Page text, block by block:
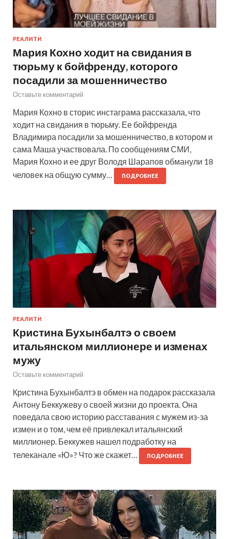
РЕАЛИТИ
Мария Кохно ходит на свидания в
тюрьму к бойфренду, которого
посадили за мошенничество
Оставьте комментарий
Мария Кохно в сторис инстаграма рассказала, что
ходит на свидания в тюрьму. Ее бойфренда
Владимира посадили за мошенничество, в котором и
сама Маша участвовала. По сообщениям СМИ,
Мария Кохно и ее друг Володя Шарапов обманули 18
человек на общую сумму…
ПОДРОБНЕЕ
РЕАЛИТИ
Кристина Бухынбалтэ о своем
итальянском миллионере и изменах
мужу
Оставьте комментарий
Кристина Бухынбалтэ в обмен на подарок рассказала
Антону Беккужеву о своей жизни до проекта. Она
поведала свою историю расставания с мужем из-за
измен и о том, чем её привлекал итальянский
миллионер. Беккужев нашел подработку на
телеканале «Ю»? Что же скажет…
ПОДРОБНЕЕ